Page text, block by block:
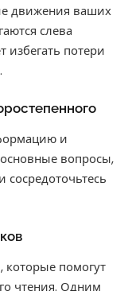
движения ваших
слева
избегать потери
и
вопросы,
сосредоточьтесь
которые помогут
чтения. Одним